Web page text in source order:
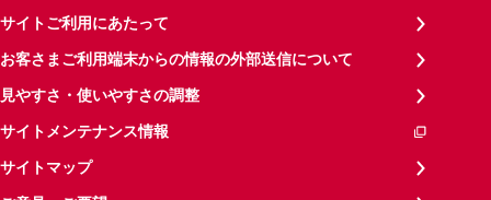
サイトご利用にあたって
お客さまご利用端末からの情報の外部送信について
見やすさ・使いやすさの調整
サイトメンテナンス情報
サイトマップ